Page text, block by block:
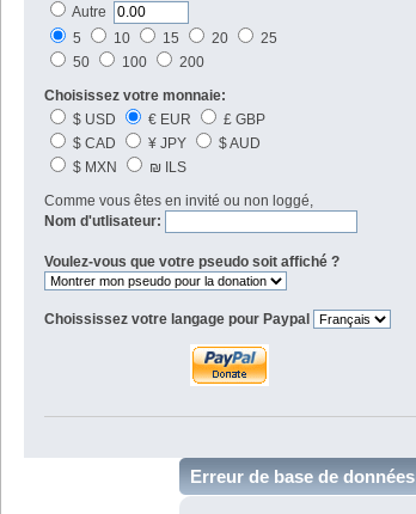
Autre
5
10 15 20
25
50
100 200
Choisissez votre monnaie:
$ USD
€ EUR
£ GBP
$ CAD
¥ JPY
$ AUD
$ MXN
₪ ILS
Comme vous êtes en invité ou non loggé,
Nom d'utlisateur:
Voulez-vous que votre pseudo soit affiché ?
Choississez votre langage pour Paypal
Erreur de base de données